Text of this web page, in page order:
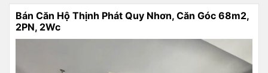
Bán Căn Hộ Thịnh Phát Quy Nhơn, Căn Góc 68m2,
2PN, 2Wc